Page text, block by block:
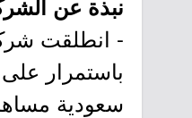
نبذة عن
باستمرار